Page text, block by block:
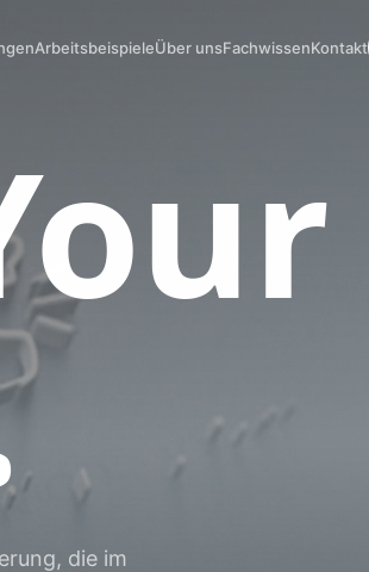
ArbeitsbeispieleÜber unsFachwissenKontakt
die im